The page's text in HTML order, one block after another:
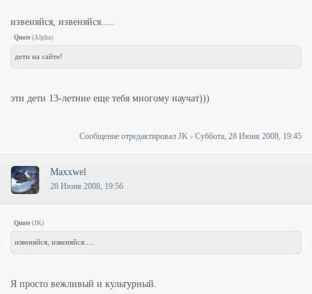
извеняйся, извеняйся.....
Quote (Alpha)
дети на сайте!
эти дети 13-летние еще тебя многому научат)))
Сообщение отредактировал JK - Суббота, 28 Июня 2008, 19:45
Maxxwel
28 Июня 2008, 19:56
Quote (JK)
извеняйся, извеняйся.....
Я просто вежливый и культурный.